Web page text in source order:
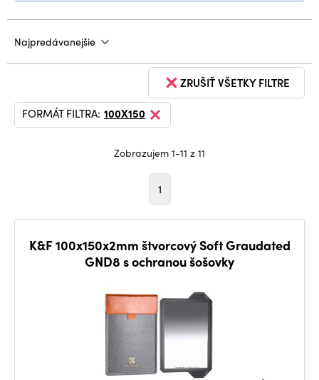
Najpredávanejšie
ZRUŠIŤ VŠETKY FILTRE
FORMÁT FILTRA: 100X150
Zobrazujem 1-11 z 11
1
K&F 100x150x2mm štvorcový Soft Graudated
GND8 s ochranou šošovky